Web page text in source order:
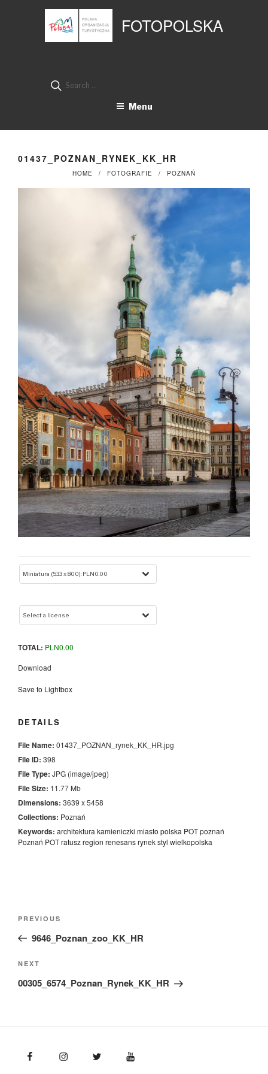
FOTOPOLSKA
Search
Menu
01437_POZNAN_RYNEK_KK_HR
HOME FOTOGRAFIE POZNAŃ
TOTAL: PLN0.00
Download
Save to Lightbox
DETAILS
File Name: 01437_POZNAN_rynek_KK_HR.jpg
File ID: 398
File Type: JPG (image/jpeg)
File Size: 11.77 Mb
Dimensions: 3639 x 5458
Collections: Poznań
Keywords: architektura kamieniczki miasto polska POTpoznań
Poznań POTratuszregion renesansrynekstyl wielkopolska
Previous
Post
PREVIOUS
9646_Poznan_zoo_KK_HR
Next
Post
NEXT
00305_6574_Poznan_Rynek_KK_HR
Panel zarządzania plikami cookies